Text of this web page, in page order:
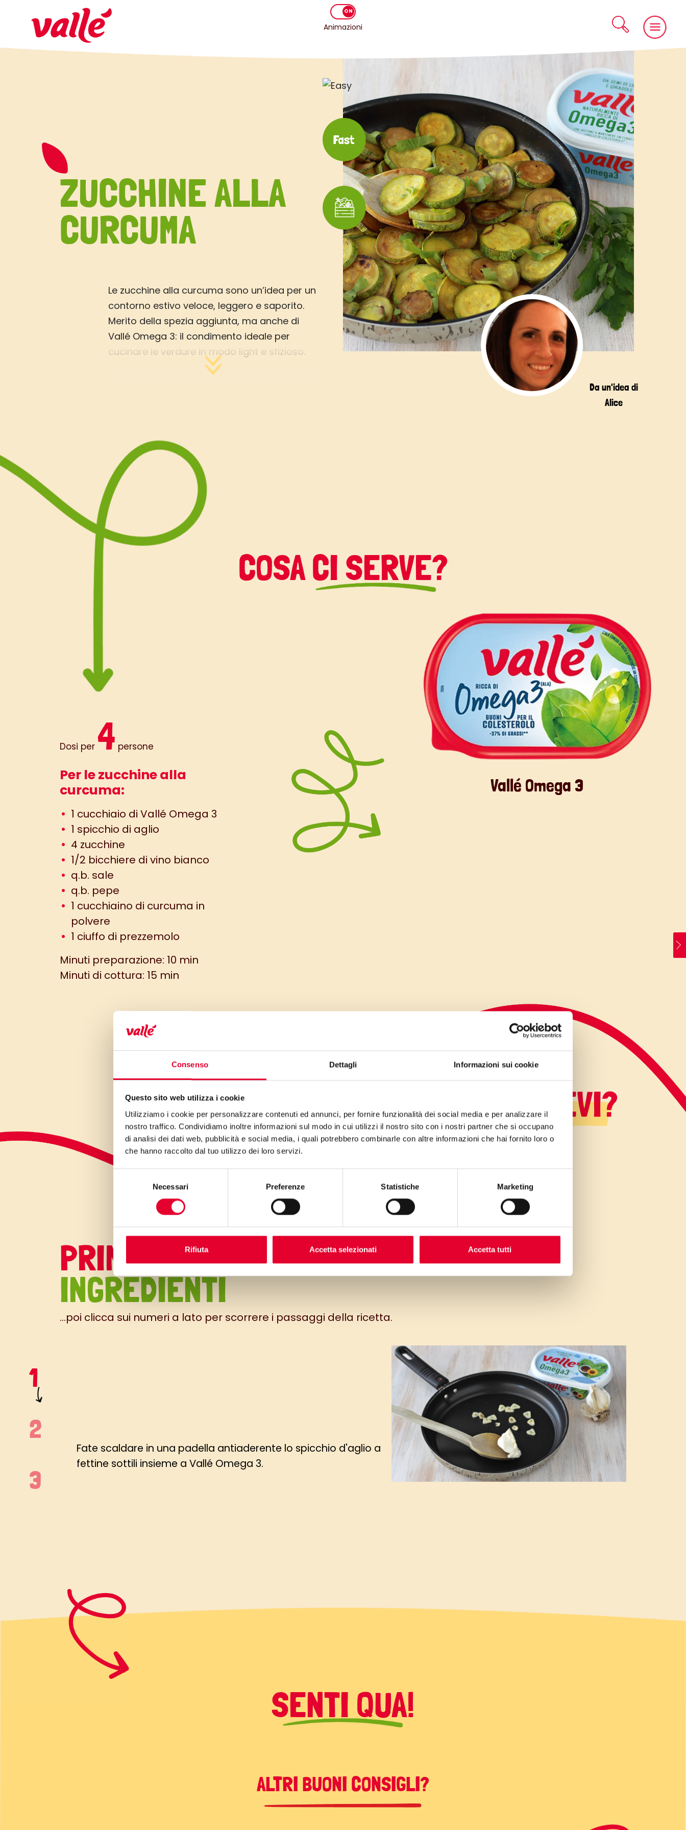
Consenso Dettagli Informazioni sui cookie
Questo sito web utilizza i cookie
Utilizziamo i cookie per personalizzare contenuti ed annunci, per fornire funzionalità dei social media e per analizzare il
nostro traffico. Condividiamo inoltre informazioni sul modo in cui utilizzi il nostro sito con i nostri partner che si occupano
di analisi dei dati web, pubblicità e social media, i quali potrebbero combinarle con altre informazioni che hai fornito loro o
che hanno raccolto dal tuo utilizzo dei loro servizi.
Necessari Preferenze Statistiche Marketing
Rifiuta Accetta selezionati Accetta tutti
Animazioni
ZUCCHINE ALLA
CURCUMA
Le zucchine alla curcuma sono un’idea per un
contorno estivo veloce, leggero e saporito.
Merito della spezia aggiunta, ma anche di
Vallé Omega 3: il condimento ideale per
cucinare le verdure in modo light e sfizioso.
Da un'idea di
Alice
COSA CI SERVE?
Dosi per 4 persone
Per le zucchine alla
curcuma:
1 cucchiaio di Vallé Omega 3
1 spicchio di aglio
4 zucchine
1/2 bicchiere di vino bianco
q.b. sale
q.b. pepe
1 cucchiaino di curcuma in
polvere
1 ciuffo di prezzemolo
Minuti preparazione: 10 min
Minuti di cottura: 15 min
Vallé Omega 3
LO SAPEVI?
PRIMA GLI
INGREDIENTI
...poi clicca sui numeri a lato per scorrere i passaggi della ricetta.
Fate scaldare in una padella antiaderente lo spicchio d'aglio a
fettine sottili insieme a Vallé Omega 3.
Quando l'aglio inizia a dorare, unite le zucchine tagliate a
rondelle spesse circa 3mm. Fate cuocere a fiamma vivace
mescolando ogni tanto per 5 minuti, quindi alzate la fiamma e
SENTI QUA!
ALTRI BUONI CONSIGLI?